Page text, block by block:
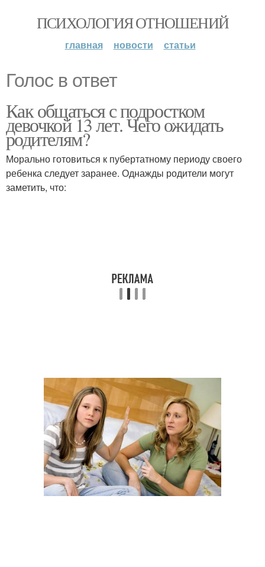
ПСИХОЛОГИЯ ОТНОШЕНИЙ
главная новости статьи
Голос в ответ
Как общаться с подростком
девочкой 13 лет. Чего ожидать
родителям?
Морально готовиться к пубертатному периоду своего
ребенка следует заранее. Однажды родители могут
заметить, что: